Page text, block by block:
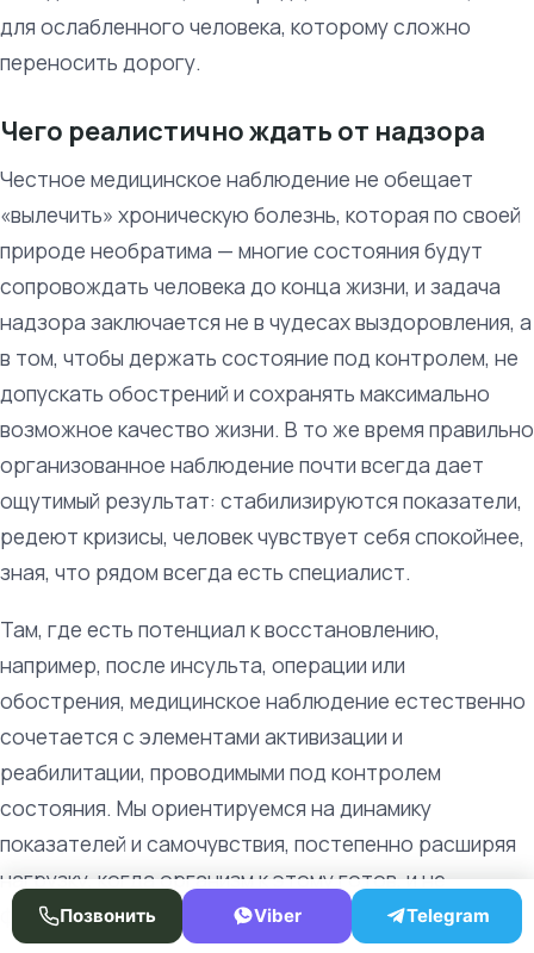
для ослабленного человека, которому сложно
переносить дорогу.
Чего реалистично ждать от надзора
Честное медицинское наблюдение не обещает
«вылечить» хроническую болезнь, которая по своей
природе необратима — многие состояния будут
сопровождать человека до конца жизни, и задача
надзора заключается не в чудесах выздоровления, а
в том, чтобы держать состояние под контролем, не
допускать обострений и сохранять максимально
возможное качество жизни. В то же время правильно
организованное наблюдение почти всегда дает
ощутимый результат: стабилизируются показатели,
редеют кризисы, человек чувствует себя спокойнее,
зная, что рядом всегда есть специалист.
Там, где есть потенциал к восстановлению,
например, после инсульта, операции или
обострения, медицинское наблюдение естественно
сочетается с элементами активизации и
реабилитации, проводимыми под контролем
состояния. Мы ориентируемся на динамику
показателей и самочувствия, постепенно расширяя
нагрузку, когда организм к этому готов, и не
форсируя события вопреки возможностям человека.
Позвонить Viber Telegram